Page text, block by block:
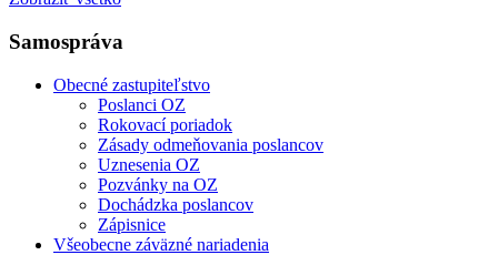
Samospráva
Obecné zastupiteľstvo
Poslanci OZ
Rokovací poriadok
Zásady odmeňovania poslancov
Uznesenia OZ
Pozvánky na OZ
Dochádzka poslancov
Zápisnice
Všeobecne záväzné nariadenia